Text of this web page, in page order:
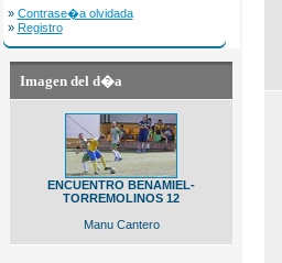
» Contrase�a olvidada
» Registro
Imagen del d�a
ENCUENTRO BENAMIEL-
TORREMOLINOS 12
Manu Cantero